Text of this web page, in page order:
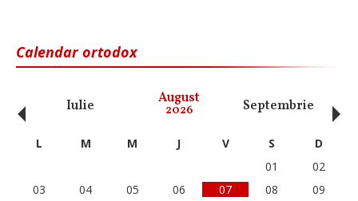
Calendar ortodox
Iulie August
2026 Septembrie
‹ L M M J V S
D
01
02
03
04 05 06 07 08
09